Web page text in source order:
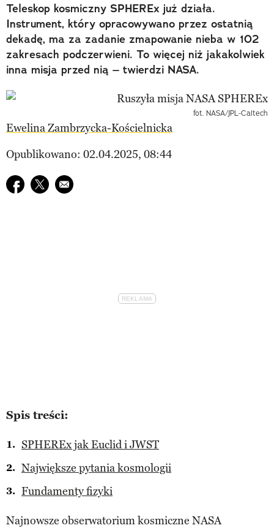
Teleskop kosmiczny SPHEREx już działa.
Instrument, który opracowywano przez ostatnią
dekadę, ma za zadanie zmapowanie nieba w 102
zakresach podczerwieni. To więcej niż jakakolwiek
inna misja przed nią – twierdzi NASA.
fot. NASA/JPL-Caltech
Ewelina Zambrzycka-Kościelnicka
Opublikowano: 02.04.2025, 08:44
Udostępnij na facebook
Udostępnij na twitter
E-mail do przyjaciela
Spis treści:
SPHEREx jak Euclid i JWST
Największe pytania kosmologii
Fundamenty fizyki
Najnowsze obserwatorium kosmiczne NASA